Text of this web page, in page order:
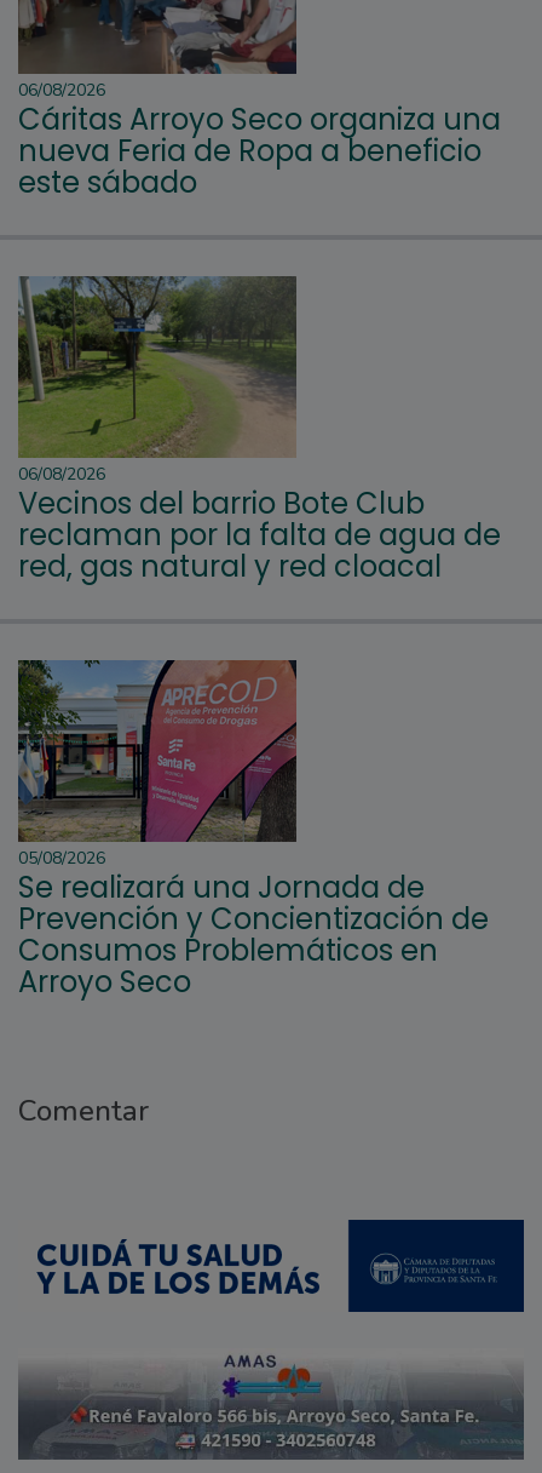
06/08/2026
Cáritas Arroyo Seco organiza una
nueva Feria de Ropa a beneficio
este sábado
06/08/2026
Vecinos del barrio Bote Club
reclaman por la falta de agua de
red, gas natural y red cloacal
05/08/2026
Se realizará una Jornada de
Prevención y Concientización de
Consumos Problemáticos en
Arroyo Seco
Comentar